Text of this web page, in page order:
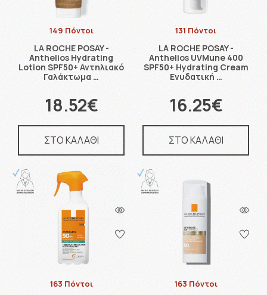
149 Πόντοι
LA ROCHE POSAY -
Anthelios Hydrating
Lotion SPF50+ Αντηλιακό
Γαλάκτωμα …
18.52€
ΣΤΟ ΚΑΛΑΘΙ
131 Πόντοι
LA ROCHE POSAY -
Anthelios UVMune 400
SPF50+ Hydrating Cream
Ενυδατική …
16.25€
ΣΤΟ ΚΑΛΑΘΙ
163 Πόντοι 163 Πόντοι